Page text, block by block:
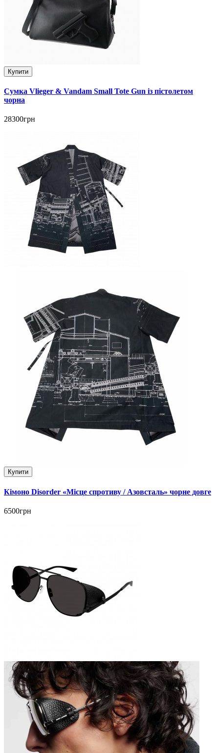
Купити
Сумка Vlieger & Vandam Small Tote Gun із пістолетом
чорна
28300грн
Купити
Кімоно Disorder «Місце спротиву / Азовсталь» чорне довге
6500грн